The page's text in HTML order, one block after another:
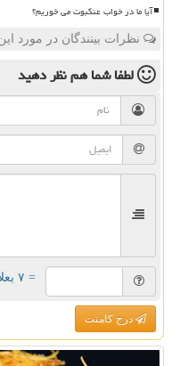
آیا ما در خواب عنکبوت می خوریم؟
نظرات بینندگان در مورد
لطفا شما همنظر دهید
= ۷ بعلاوه ۳
درج کامنت